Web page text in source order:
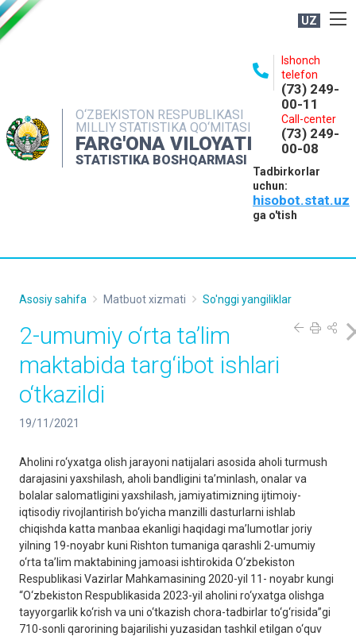
UZ
O‘ZBEKISTON RESPUBLIKASI
MILLIY STATISTIKA QO‘MITASI
FARG'ONA VILOYATI
STATISTIKA BOSHQARMASI
Ishonch
telefon
(73) 249-
00-11
Call-center
(73) 249-
00-08
Tadbirkorlar
uchun:
hisobot.stat.uz
ga o'tish
NASHRLAR
INTERAKTIV XIZMATLAR
MATBUOT XIZMATI
Asosiy sahifa Matbuot xizmati So'nggi yangiliklar
2-umumiy o‘rta ta’lim
maktabida targ‘ibot ishlari
o‘tkazildi
19/11/2021
Aholini ro‘yxatga olish jarayoni natijalari asosida aholi turmush
darajasini yaxshilash, aholi bandligini ta’minlash, onalar va
bolalar salomatligini yaxshilash, jamiyatimizning ijtimoiy-
iqtisodiy rivojlantirish bo‘yicha manzilli dasturlarni ishlab
chiqishda katta manbaa ekanligi haqidagi ma’lumotlar joriy
yilning 19-noyabr kuni Rishton tumaniga qarashli 2-umumiy
o‘rta ta’lim maktabining jamoasi ishtirokida O‘zbekiston
Respublikasi Vazirlar Mahkamasining 2020-yil 11- noyabr kungi
“O‘zbekiston Respublikasida 2023-yil aholini ro‘yxatga olishga
tayyorgarlik ko‘rish va uni o‘tkazish chora-tadbirlar to‘g‘risida”gi
710-sonli qarorining bajarilishi yuzasidan tashkil etilgan o‘quv